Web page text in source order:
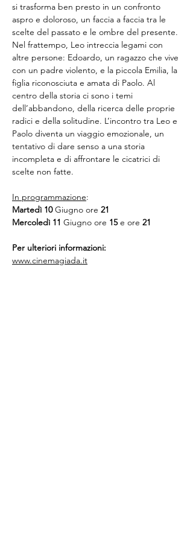
si trasforma ben presto in un confronto
aspro e doloroso, un faccia a faccia tra le
scelte del passato e le ombre del presente.
Nel frattempo, Leo intreccia legami con
altre persone: Edoardo, un ragazzo che vive
con un padre violento, e la piccola Emilia, la
figlia riconosciuta e amata di Paolo. Al
centro della storia ci sono i temi
dell’abbandono, della ricerca delle proprie
radici e della solitudine. L’incontro tra Leo e
Paolo diventa un viaggio emozionale, un
tentativo di dare senso a una storia
incompleta e di affrontare le cicatrici di
scelte non fatte.
In programmazione:
Martedì 10 Giugno ore 21
Mercoledì 11 Giugno ore 15 e ore 21
Per ulteriori informazioni:
www.cinemagiada.it